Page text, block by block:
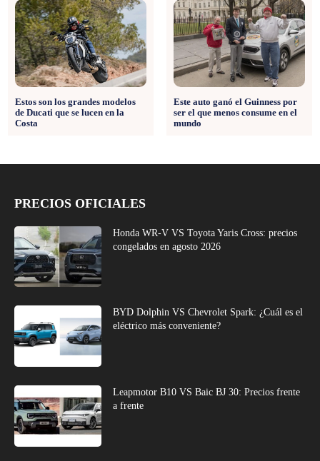
Estos son los grandes modelos
de Ducati que se lucen en la
Costa
Este auto ganó el Guinness por
ser el que menos consume en el
mundo
PRECIOS OFICIALES
Honda WR-V VS Toyota Yaris Cross: precios
congelados en agosto 2026
BYD Dolphin VS Chevrolet Spark: ¿Cuál es el
eléctrico más conveniente?
Leapmotor B10 VS Baic BJ 30: Precios frente
a frente